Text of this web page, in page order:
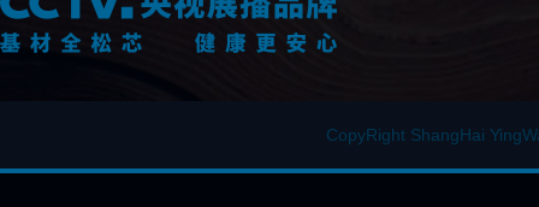
CopyRight ShangHai